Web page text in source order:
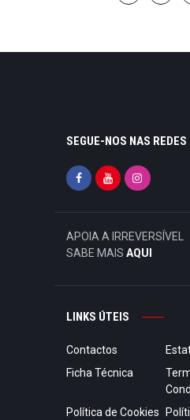
SEGUE-NOS NAS
APOIA A IRREVERSÍVEL
SABE MAIS AQUI
LINKS ÚTEIS
Contactos
Ficha Técnica
Política de Cookies